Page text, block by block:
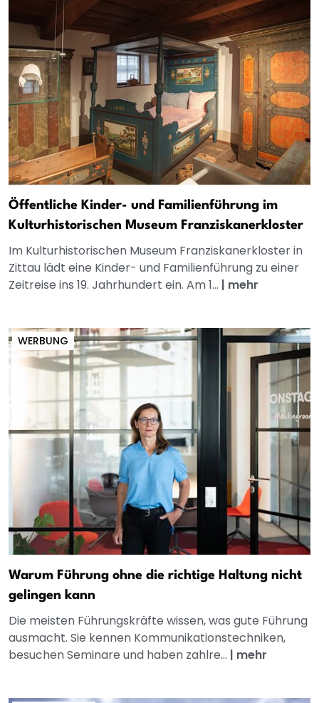
Öffentliche Kinder- und Familienführung im
Kulturhistorischen Museum Franziskanerkloster
Im Kulturhistorischen Museum Franziskanerkloster in
Zittau lädt eine Kinder- und Familienführung zu einer
Zeitreise ins 19. Jahrhundert ein. Am 1... | mehr
WERBUNG
Warum Führung ohne die richtige Haltung nicht
gelingen kann
Die meisten Führungskräfte wissen, was gute Führung
ausmacht. Sie kennen Kommunikationstechniken,
besuchen Seminare und haben zahlre... | mehr